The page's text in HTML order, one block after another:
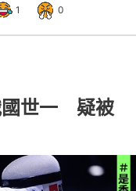
1 0
國世一 疑被